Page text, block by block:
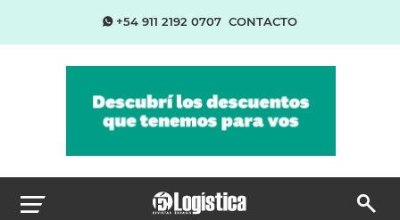
+54 911 2192 0707 CONTACTO